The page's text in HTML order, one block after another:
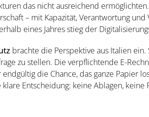
das nicht ausreichend
– mit Kapazität, Verantwortung
eines Jahres stieg der
brachte die Perspektive aus Italien
zu stellen. Die verpflichtende E-
endgültig die Chance, das ganze Papier
Entscheidung: keine Ablagen, keine